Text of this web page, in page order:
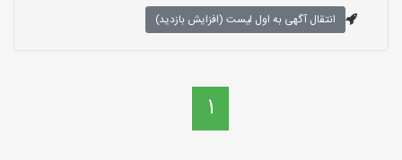
انتقال آگهی به اول لیست (افزایش بازدید)
1